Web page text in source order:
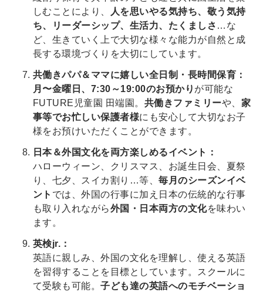
しむことにより、
人を思いやる気持ち、敬う気持
ち、リーダーシップ、生活力、たくましさ …な
ど、生きていく上で大切な様々な能力が自然と成
長する環境づくりを大切にしています。
共働きパパ＆ママに嬉しい全日制・長時間保育：
月〜金曜日、7:30～19:00のお預かり が可能な
FUTURE児童園 田端園。 共働きファミリーや、 家
事等でお忙しい保護者様にも安心して大切なお子
様をお預けいただくことができます。
日本＆外国文化を両方楽しめるイベント：
ハローウィーン、クリスマス、お誕生日会、夏祭
り、七夕、スイカ割り…等、毎月のシーズンイベ
ント では、外国の行事に加え日本の伝統的な行事
も取り入れながら外国・日本両方の文化を味わい
ます。
英検jr.：
英語に親しみ、外国の文化を理解し、使える英語
を習得することを目標としています。スクールに
て受験も可能。子ども達の英語へのモチベーショ